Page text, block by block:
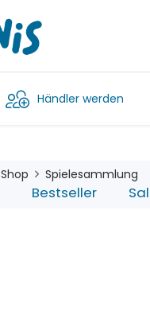
Händler werden
Shop Spielesammlung
Bestseller